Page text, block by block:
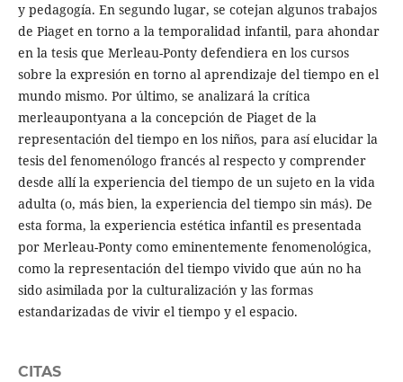
y pedagogía. En segundo lugar, se cotejan algunos trabajos
de Piaget en torno a la temporalidad infantil, para ahondar
en la tesis que Merleau-Ponty defendiera en los cursos
sobre la expresión en torno al aprendizaje del tiempo en el
mundo mismo. Por último, se analizará la crítica
merleaupontyana a la concepción de Piaget de la
representación del tiempo en los niños, para así elucidar la
tesis del fenomenólogo francés al respecto y comprender
desde allí la experiencia del tiempo de un sujeto en la vida
adulta (o, más bien, la experiencia del tiempo sin más). De
esta forma, la experiencia estética infantil es presentada
por Merleau-Ponty como eminentemente fenomenológica,
como la representación del tiempo vivido que aún no ha
sido asimilada por la culturalización y las formas
estandarizadas de vivir el tiempo y el espacio.
CITAS